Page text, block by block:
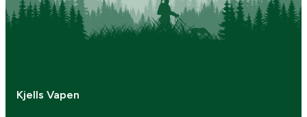
Kjells Vapen